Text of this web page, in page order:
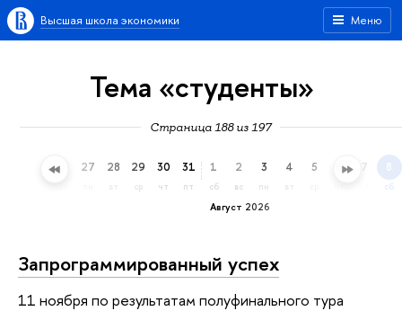
Меню
Высшая школа экономики
Тема «студенты»
Страница 188 из 197
26 27 28 29
ср
30
чт
31
пт
Август 2026
1
сб
2
вс
3
пн
4 5 6 7 8
сб
Запрограммированный успех
11 ноября по результатам полуфинального тура